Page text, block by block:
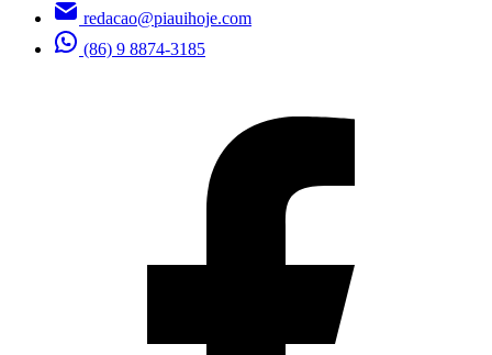
redacao@piauihoje.com
(86) 9 8874-3185